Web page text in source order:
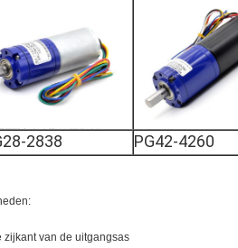
2838 PG42-4260
zijkant van de uitgangsas